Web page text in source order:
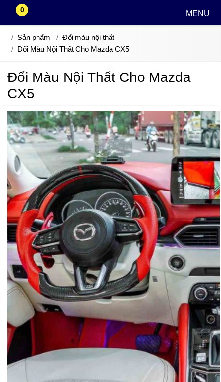
0 MENU
Sản phẩm
Đổi màu nội thất
Đổi Màu Nội Thất Cho Mazda CX5
Đổi Màu Nội Thất Cho Mazda
CX5